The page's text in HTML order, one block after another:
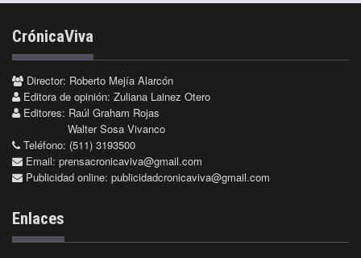
CrónicaViva
Director: Roberto Mejía Alarcón
Editora de opinión: Zuliana Lainez Otero
Editores: Raúl Graham Rojas
Walter Sosa Vivanco
Teléfono: (511) 3193500
Email: prensacronicaviva@gmail.com
Publicidad online: publicidadcronicaviva@gmail.com
Enlaces